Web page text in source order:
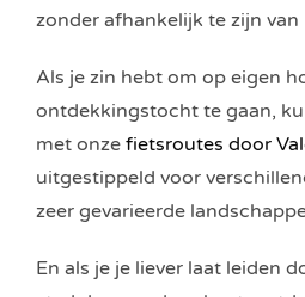
zonder afhankelijk te zijn van
Als je zin hebt om op eigen
ontdekkingstocht te gaan,
met onze fietsroutes door
uitgestippeld voor
zeer gevarieerde
En als je je liever laat leiden